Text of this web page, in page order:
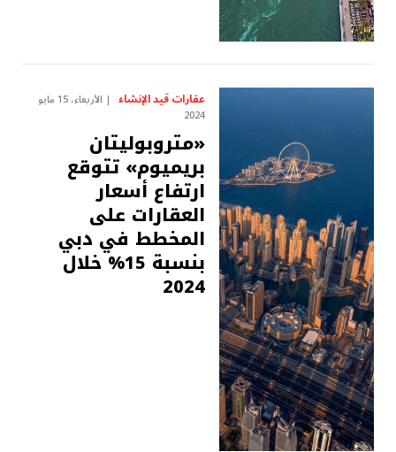
عقارات قيد الإنشاء الأربعاء، 15 مايو
2024
«متروبوليتان
بريميوم» تتوقع
ارتفاع أسعار
العقارات على
المخطط في دبي
بنسبة 15% خلال
2024